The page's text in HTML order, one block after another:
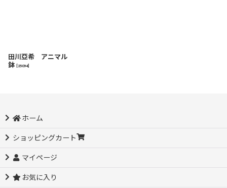
田川亞希 アニマル
鉢
25094]
ホーム
ショッピングカート
マイページ
お気に入り